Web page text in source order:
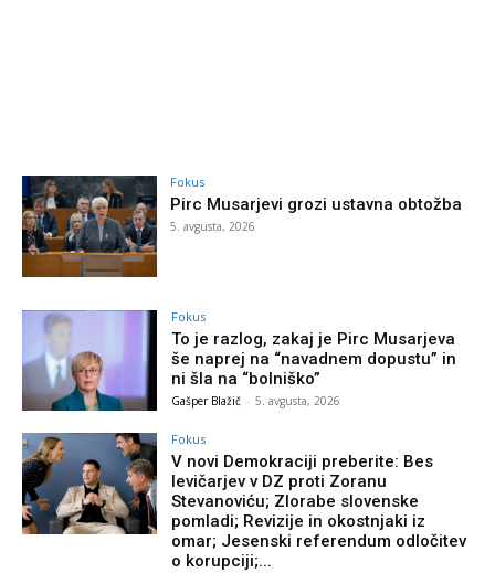
Fokus
Pirc Musarjevi grozi ustavna obtožba
5. avgusta, 2026
Fokus
To je razlog, zakaj je Pirc Musarjeva
še naprej na “navadnem dopustu” in
ni šla na “bolniško”
Gašper Blažič - 5. avgusta, 2026
Fokus
V novi Demokraciji preberite: Bes
levičarjev v DZ proti Zoranu
Stevanoviću; Zlorabe slovenske
pomladi; Revizije in okostnjaki iz
omar; Jesenski referendum odločitev
o korupciji;...